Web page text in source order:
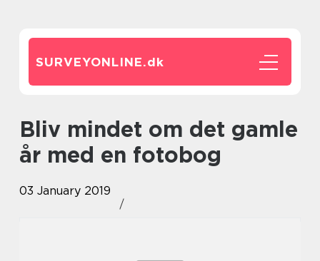
SURVEYONLINE.dk
Bliv mindet om det gamle
år med en fotobog
03 January 2019